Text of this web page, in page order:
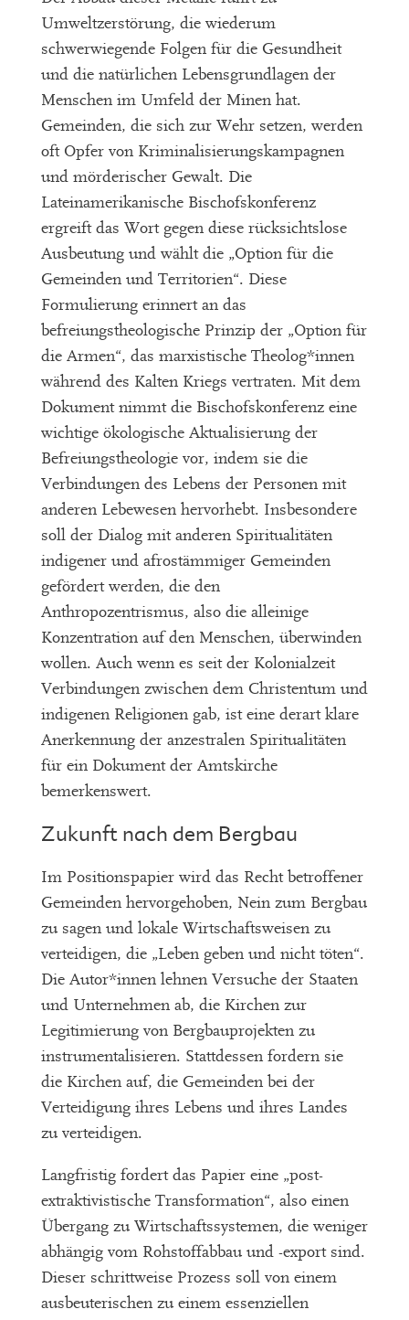
Umweltzerstörung, die wiederum
schwerwiegende Folgen für die Gesundheit
und die natürlichen Lebensgrundlagen der
Menschen im Umfeld der Minen hat.
Gemeinden, die sich zur Wehr setzen, werden
oft Opfer von Kriminalisierungskampagnen
und mörderischer Gewalt. Die
Lateinamerikanische Bischofskonferenz
ergreift das Wort gegen diese rücksichtslose
Ausbeutung und wählt die „Option für die
Gemeinden und Territorien“. Diese
Formulierung erinnert an das
befreiungstheologische Prinzip der „Option für
die Armen“, das marxistische Theolog*innen
während des Kalten Kriegs vertraten. Mit dem
Dokument nimmt die Bischofskonferenz eine
wichtige ökologische Aktualisierung der
Befreiungstheologie vor, indem sie die
Verbindungen des Lebens der Personen mit
anderen Lebewesen hervorhebt. Insbesondere
soll der Dialog mit anderen Spiritualitäten
indigener und afrostämmiger Gemeinden
gefördert werden, die den
Anthropozentrismus, also die alleinige
Konzentration auf den Menschen, überwinden
wollen. Auch wenn es seit der Kolonialzeit
Verbindungen zwischen dem Christentum und
indigenen Religionen gab, ist eine derart klare
Anerkennung der anzestralen Spiritualitäten
für ein Dokument der Amtskirche
bemerkenswert.
Zukunft nach dem Bergbau
Im Positionspapier wird das Recht betroffener
Gemeinden hervorgehoben, Nein zum Bergbau
zu sagen und lokale Wirtschaftsweisen zu
verteidigen, die „Leben geben und nicht töten“.
Die Autor*innen lehnen Versuche der Staaten
und Unternehmen ab, die Kirchen zur
Legitimierung von Bergbauprojekten zu
instrumentalisieren. Stattdessen fordern sie
die Kirchen auf, die Gemeinden bei der
Verteidigung ihres Lebens und ihres Landes
zu verteidigen.
Langfristig fordert das Papier eine „post-
extraktivistische Transformation“, also einen
Übergang zu Wirtschaftssystemen, die weniger
abhängig vom Rohstoffabbau und -export sind.
Dieser schrittweise Prozess soll von einem
ausbeuterischen zu einem essenziellen